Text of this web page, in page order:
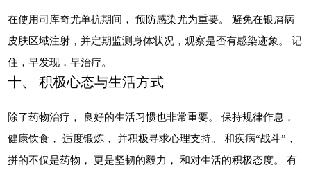
在使用司库奇尤单抗期间， 预防感染尤为重要。 避免在银屑病
皮肤区域注射，并定期监测身体状况，观察是否有感染迹象。 记
住，早发现，早治疗。
十、 积极心态与生活方式
除了药物治疗， 良好的生活习惯也非常重要。 保持规律作息，
健康饮食， 适度锻炼， 并积极寻求心理支持。 和疾病“战斗”，
拼的不仅是药物， 更是坚韧的毅力， 和对生活的积极态度。 有